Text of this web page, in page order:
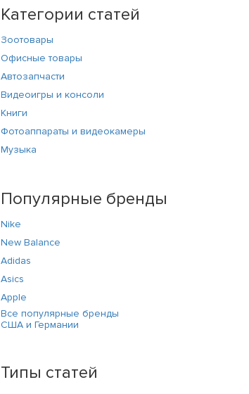
Категории статей
Зоотовары
Офисные товары
Автозапчасти
Видеоигры и консоли
Книги
Фотоаппараты и видеокамеры
Музыка
Популярные бренды
Nike
New Balance
Adidas
Asics
Apple
Все популярные бренды
США и Германии
Типы статей